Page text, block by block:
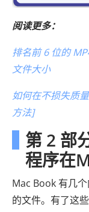
阅读更多：
排名前 6 位的
文件大小
如何在不损失质
方法]
第 2 部
程序在
Mac Book 有几
的文件。有了这